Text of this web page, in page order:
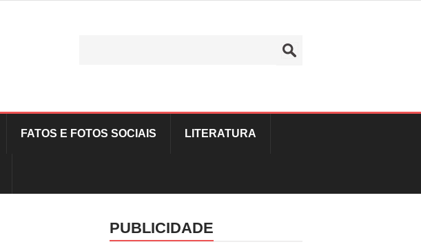
FATOS E FOTOS SOCIAIS LITERATURA
PUBLICIDADE